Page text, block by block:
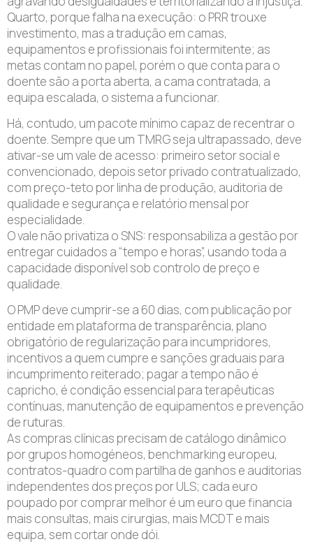
Quarto, porque falha na execução: o PRR trouxe
investimento, mas a tradução em camas,
equipamentos e profissionais foi intermitente; as
metas contam no papel, porém o que conta para o
doente são a porta aberta, a cama contratada, a
equipa escalada, o sistema a funcionar.
Há, contudo, um pacote mínimo capaz de recentrar o
doente. Sempre que um TMRG seja ultrapassado, deve
ativar-se um vale de acesso: primeiro setor social e
convencionado, depois setor privado contratualizado,
com preço-teto por linha de produção, auditoria de
qualidade e segurança e relatório mensal por
especialidade.
O vale não privatiza o SNS: responsabiliza a gestão por
entregar cuidados a “tempo e horas”, usando toda a
capacidade disponível sob controlo de preço e
qualidade.
O PMP deve cumprir-se a 60 dias, com publicação por
entidade em plataforma de transparência, plano
obrigatório de regularização para incumpridores,
incentivos a quem cumpre e sanções graduais para
incumprimento reiterado; pagar a tempo não é
capricho, é condição essencial para terapêuticas
contínuas, manutenção de equipamentos e prevenção
de ruturas.
As compras clínicas precisam de catálogo dinâmico
por grupos homogéneos, benchmarking europeu,
contratos-quadro com partilha de ganhos e auditorias
independentes dos preços por ULS; cada euro
poupado por comprar melhor é um euro que financia
mais consultas, mais cirurgias, mais MCDT e mais
equipa, sem cortar onde dói.